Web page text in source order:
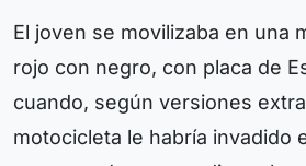
El joven se movilizaba en una
rojo con negro, con placa de
cuando, según versiones
motocicleta le habría invadido